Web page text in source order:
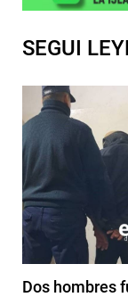
SEGUI
Dos hombres